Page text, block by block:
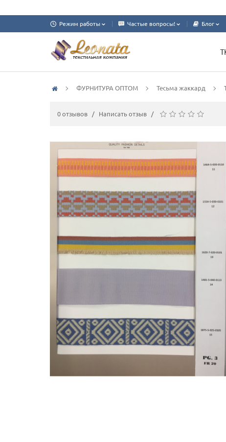
Режим работы Частые вопросы! Блог
ФУРНИТУРА ОПТОМ Тесьма жаккард
0 отзывов / Написать отзыв /